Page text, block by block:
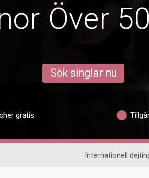
Över
Sök singlar nu
gratis
Internationell